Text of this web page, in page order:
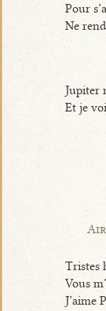
Pour
Ne
Jupiter
Et je
Tristes
Vous
J’aime